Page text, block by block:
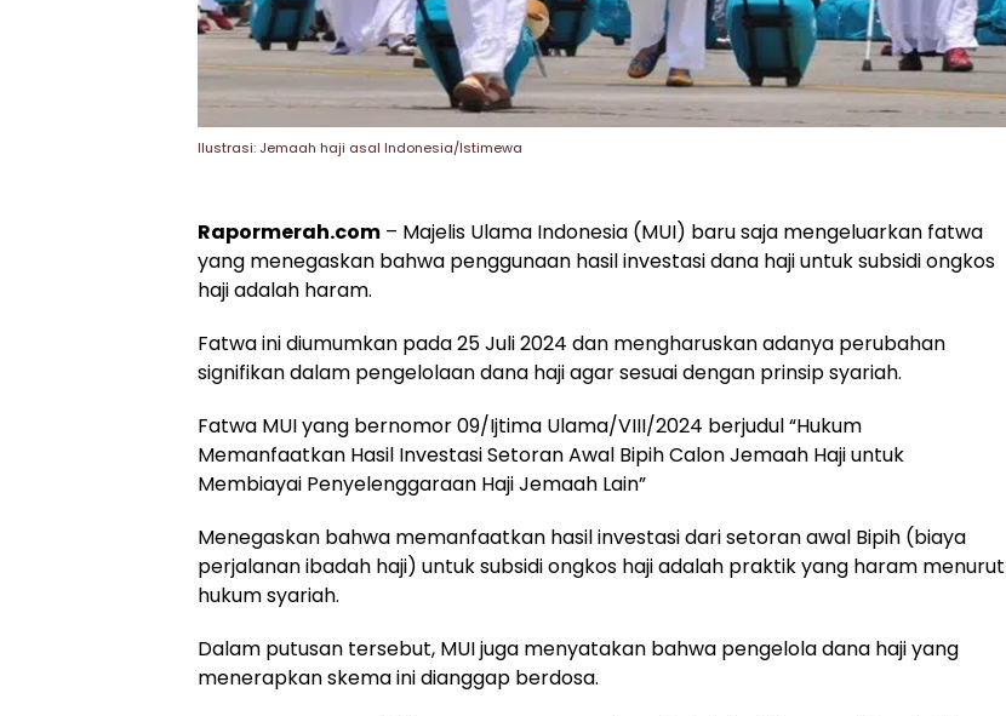
Ilustrasi: Jemaah haji asal Indonesia/Istimewa
Rapormerah.com – Majelis Ulama Indonesia (MUI) baru saja mengeluarkan fatwa
yang menegaskan bahwa penggunaan hasil investasi dana haji untuk subsidi ongkos
haji adalah haram.
Fatwa ini diumumkan pada 25 Juli 2024 dan mengharuskan adanya perubahan
signifikan dalam pengelolaan dana haji agar sesuai dengan prinsip syariah.
Fatwa MUI yang bernomor 09/Ijtima Ulama/VIII/2024 berjudul “Hukum
Memanfaatkan Hasil Investasi Setoran Awal Bipih Calon Jemaah Haji untuk
Membiayai Penyelenggaraan Haji Jemaah Lain”
Menegaskan bahwa memanfaatkan hasil investasi dari setoran awal Bipih (biaya
perjalanan ibadah haji) untuk subsidi ongkos haji adalah praktik yang haram menurut
hukum syariah.
Dalam putusan tersebut, MUI juga menyatakan bahwa pengelola dana haji yang
menerapkan skema ini dianggap berdosa.